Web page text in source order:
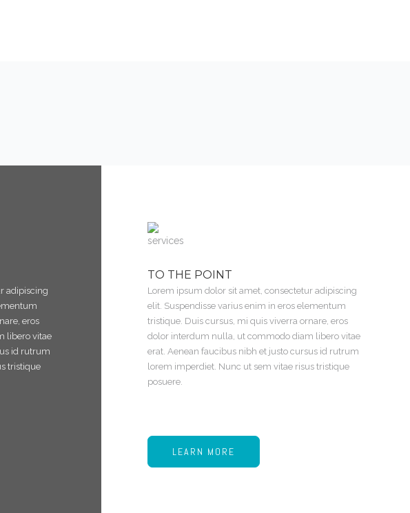
adipiscing
eros
libero vitae
id rutrum
tristique
TO THE POINT
Lorem ipsum dolor sit amet, consectetur adipiscing
elit. Suspendisse varius enim in eros elementum
tristique. Duis cursus, mi quis viverra ornare, eros
dolor interdum nulla, ut commodo diam libero vitae
erat. Aenean faucibus nibh et justo cursus id rutrum
lorem imperdiet. Nunc ut sem vitae risus tristique
posuere.
LEARN MORE